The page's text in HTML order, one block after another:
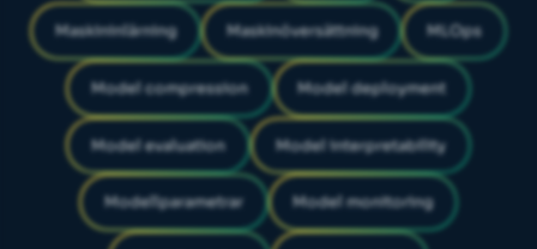
Maskininlärning Maskinöversättning MLOps
Model compression Model deployment
Model evaluation Model interpretability
Modellparametrar Model monitoring